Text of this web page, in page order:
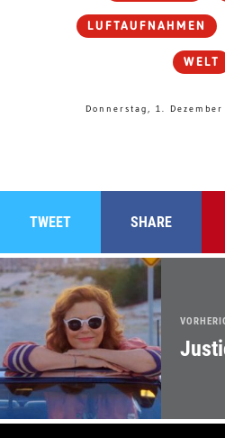
LUFTAUFNAHMEN
WELT
Donnerstag, 1.
TWEET SHARE